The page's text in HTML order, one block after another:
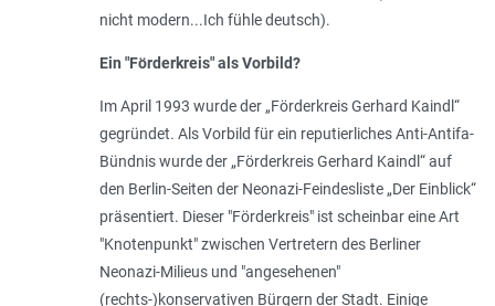
nicht modern...Ich fühle deutsch).
Ein "Förderkreis" als Vorbild?
Im April 1993 wurde der „Förderkreis Gerhard Kaindl“
gegründet. Als Vorbild für ein reputierliches Anti-Antifa-
Bündnis wurde der „Förderkreis Gerhard Kaindl“ auf
den Berlin-Seiten der Neonazi-Feindesliste „Der Einblick“
präsentiert. Dieser "Förderkreis" ist scheinbar eine Art
"Knotenpunkt" zwischen Vertretern des Berliner
Neonazi-Milieus und "angesehenen"
(rechts-)konservativen Bürgern der Stadt. Einige